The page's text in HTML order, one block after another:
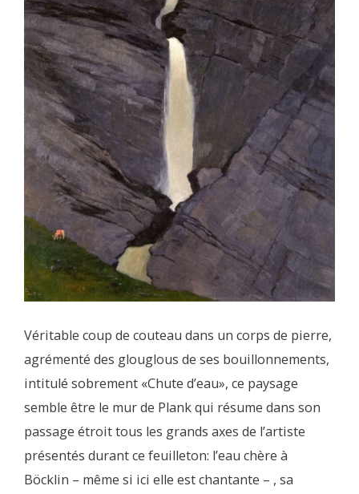
Véritable coup de couteau dans un corps de pierre,
agrémenté des glouglous de ses bouillonnements,
intitulé sobrement «Chute d’eau», ce paysage
semble être le mur de Plank qui résume dans son
passage étroit tous les grands axes de l’artiste
présentés durant ce feuilleton: l’eau chère à
Böcklin – même si ici elle est chantante – , sa